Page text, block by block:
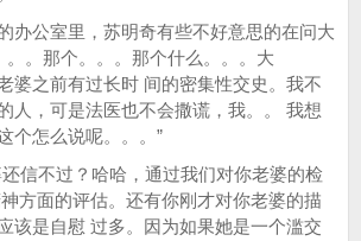
公室里，苏明奇有些不好意思的在问大
。。那个。。。那个什么。。。大
婆之前有过长时 间的密集性交史。我不
人，可是法医也不会撒谎，我。。 我想
个怎么说呢。。。”
不过？哈哈，通过我们对你老婆的检
方面的评估。还有你刚才对你老婆的描
该是自慰 过多。因为如果她是一个滥交